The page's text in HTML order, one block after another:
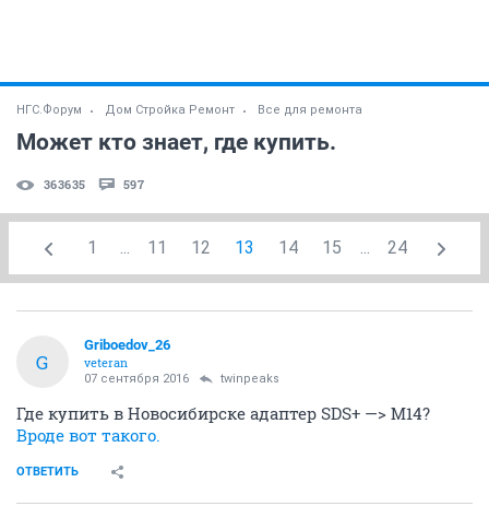
НГС.Форум Дом Стройка Ремонт Все для ремонта
Может кто знает, где купить.
363635 597
1 ... 11 12 13 14 15 ... 24
G
Griboedov_26
veteran
07 сентября 2016 twinpeaks
Где купить в Новосибирске адаптер SDS+ —> М14?
Вроде вот такого.
ОТВЕТИТЬ